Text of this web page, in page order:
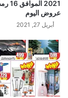
عروض اليوم
أبريل 27, 2021